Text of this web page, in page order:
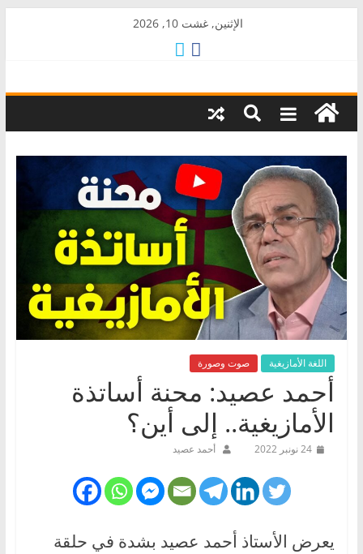
الإثنين, غشت 10, 2026
AkalPress
منبر
المغرب
اللغة الأمازيغية صوت وصورة
أحمد عصيد: محنة أساتذة
الأمازيغية.. إلى أين؟
24 نونبر 2022 أحمد عصيد
يعرض الأستاذ أحمد عصيد بشدة في حلقة